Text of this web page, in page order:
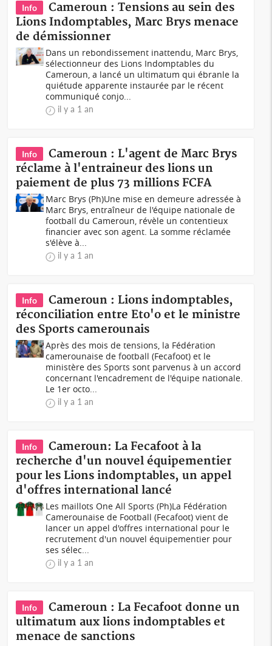
Info
Cameroun : Tensions au sein des
Lions Indomptables, Marc Brys menace
de démissionner
Dans un rebondissement inattendu, Marc Brys,
sélectionneur des Lions Indomptables du
Cameroun, a lancé un ultimatum qui ébranle la
quiétude apparente instaurée par le récent
communiqué conjo...
il y a 1 an
Info
Cameroun : L'agent de Marc Brys
réclame à l'entraineur des lions un
paiement de plus 73 millions FCFA
Marc Brys (Ph)Une mise en demeure adressée à
Marc Brys, entraîneur de l'équipe nationale de
football du Cameroun, révèle un contentieux
financier avec son agent. La somme réclamée
s'élève à...
il y a 1 an
Info
Cameroun : Lions indomptables,
réconciliation entre Eto'o et le ministre
des Sports camerounais
Après des mois de tensions, la Fédération
camerounaise de football (Fecafoot) et le
ministère des Sports sont parvenus à un accord
concernant l'encadrement de l'équipe nationale.
Le 1er octo...
il y a 1 an
Info
Cameroun: La Fecafoot à la
recherche d'un nouvel équipementier
pour les Lions indomptables, un appel
d'offres international lancé
Les maillots One All Sports (Ph)La Fédération
Camerounaise de Football (Fecafoot) vient de
lancer un appel d'offres international pour le
recrutement d'un nouvel équipementier pour
ses sélec...
il y a 1 an
Info
Cameroun : La Fecafoot donne un
ultimatum aux lions indomptables et
menace de sanctions